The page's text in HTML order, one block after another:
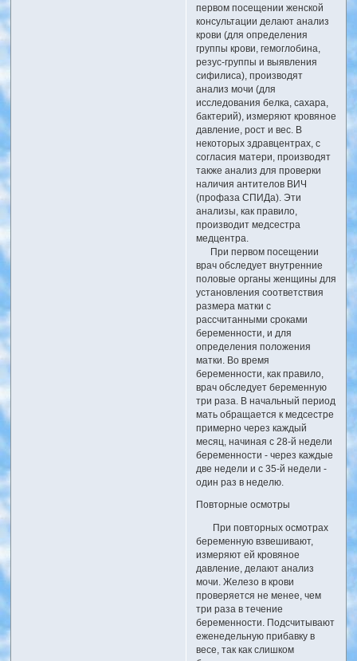
первом посещении женской
консультации делают анализ
крови (для определения
группы крови, гемоглобина,
резус-группы и выявления
сифилиса), производят
анализ мочи (для
исследования белка, сахара,
бактерий), измеряют кровяное
давление, рост и вес. В
некоторых здравцентрах, с
согласия матери, производят
также анализ для проверки
наличия антителов ВИЧ
(профаза СПИДа). Эти
анализы, как правило,
производит медсестра
медцентра.
При первом посещении
врач обследует внутренние
половые органы женщины для
установления соответствия
размера матки с
рассчитанными сроками
беременности, и для
определения положения
матки. Во время
беременности, как правило,
врач обследует беременную
три раза. В начальный период
мать обращается к медсестре
примерно через каждый
месяц, начиная с 28-й недели
беременности - через каждые
две недели и с 35-й недели -
один раз в неделю.
Повторные осмотры
При повторных осмотрах
беременную взвешивают,
измеряют ей кровяное
давление, делают анализ
мочи. Железо в крови
проверяется не менее, чем
три раза в течение
беременности. Подсчитывают
еженедельную прибавку в
весе, так как слишком